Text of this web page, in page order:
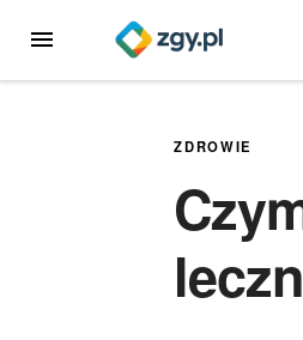
MENU
ZDROWIE